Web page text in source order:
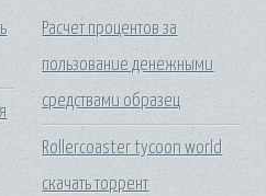
Расчет процентов за
пользование денежными
средствами образец
Rollercoaster tycoon world
скачать торрент